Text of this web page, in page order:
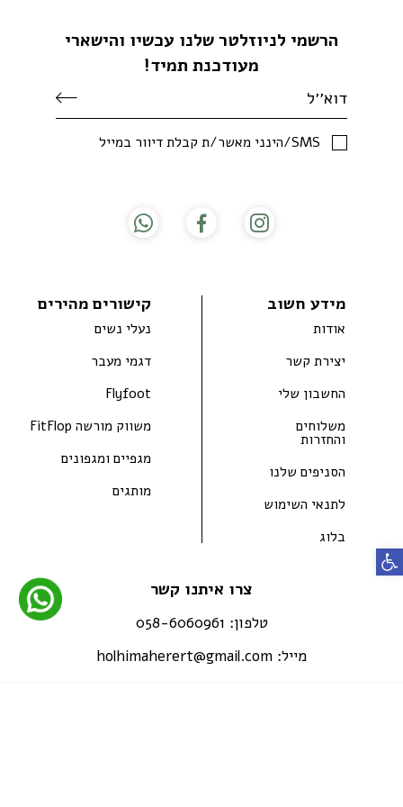
פתח סרגל נגישות
מידע חשוב
אודות
יצירת קשר
החשבון שלי
משלוחים
והחזרות
הסניפים שלנו
לתנאי השימוש
בלוג
קישורים מהירים
נעלי נשים
דגמי מעבר
Flyfoot
משווק מורשה FitFlop
מגפיים ומגפונים
מותגים
צרו איתנו קשר
טלפון: 058-6060961
מייל: holhimaherert@gmail.com
הרשמי לניוזלטר שלנו עכשיו והישארי
מעודכנת תמיד!
SMS/הינני מאשר/ת קבלת דיוור במייל